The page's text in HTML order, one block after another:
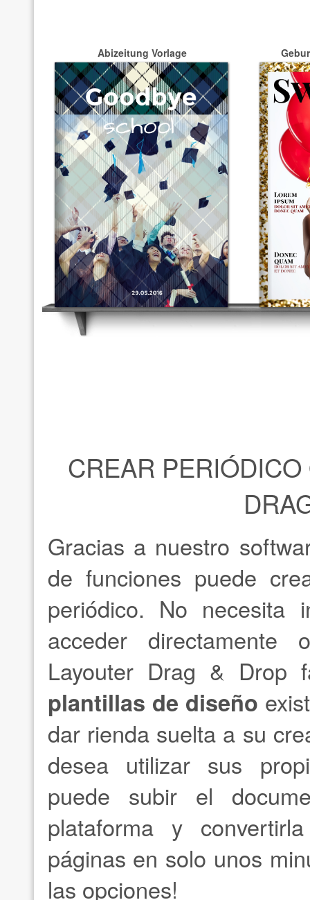
Abizeitung Vorlage
CREAR
Gracias a nuestro
de funciones puede
periódico. No necesita
acceder
Layouter Drag & Drop
plantillas de diseño
dar rienda suelta a su
desea utilizar sus
puede subir el
plataforma y
páginas en solo unos
las opciones!